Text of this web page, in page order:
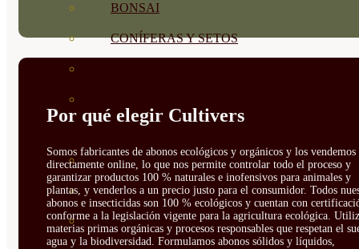
BONSAI
CONÍFERAS Y SETOS
SUCULENTAS
PLANTAS DE INTERIOR
ORQUIDEAS
ORNAMENTALES
Por qué elegir Cultivers
Somos fabricantes de abonos ecológicos y orgánicos y los vendemos
directamente online, lo que nos permite controlar todo el proceso y
garantizar productos 100 % naturales e inofensivos para animales y
plantas, y venderlos a un precio justo para el consumidor. Todos
abonos e insecticidas son 100 % ecológicos y cuentan con
conforme a la legislación vigente para la agricultura ecológica.
materias primas orgánicas y procesos responsables que respetan el
agua y la biodiversidad. Formulamos abonos sólidos y líquidos,